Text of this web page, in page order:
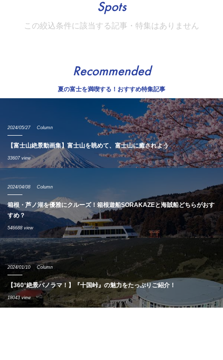
Spots
この絞込条件に該当する記事・特集はありません
Recommended
夏の富士を満喫する！おすすめ特集記事
2024/05/27 Column
【富士山絶景動画集】富士山を眺めて、富士山に癒されよう
33607 view
2024/04/08 Column
箱根・芦ノ湖を優雅にクルーズ！箱根遊船SORAKAZEと海賊船どちらがおす
すめ？
546688 view
2024/01/10 Column
【360°絶景パノラマ！】『十国峠』の魅力をたっぷりご紹介！
18043 view